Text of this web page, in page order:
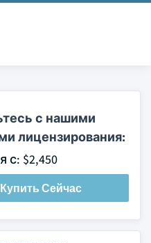
с нашими
лицензирования:
с: $2,450
Купить Сейчас